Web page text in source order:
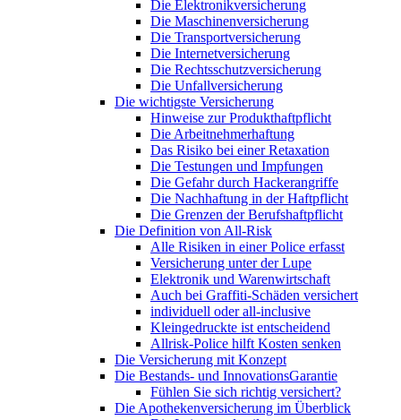
Die Elektronikversicherung
Die Maschinenversicherung
Die Transportversicherung
Die Internetversicherung
Die Rechtsschutzversicherung
Die Unfallversicherung
Die wichtigste Versicherung
Hinweise zur Produkthaftpflicht
Die Arbeitnehmerhaftung
Das Risiko bei einer Retaxation
Die Testungen und Impfungen
Die Gefahr durch Hackerangriffe
Die Nachhaftung in der Haftpflicht
Die Grenzen der Berufshaftpflicht
Die Definition von All-Risk
Alle Risiken in einer Police erfasst
Versicherung unter der Lupe
Elektronik und Warenwirtschaft
Auch bei Graffiti-Schäden versichert
individuell oder all-inclusive
Kleingedruckte ist entscheidend
Allrisk-Police hilft Kosten senken
Die Versicherung mit Konzept
Die Bestands- und InnovationsGarantie
Fühlen Sie sich richtig versichert?
Die Apothekenversicherung im Überblick